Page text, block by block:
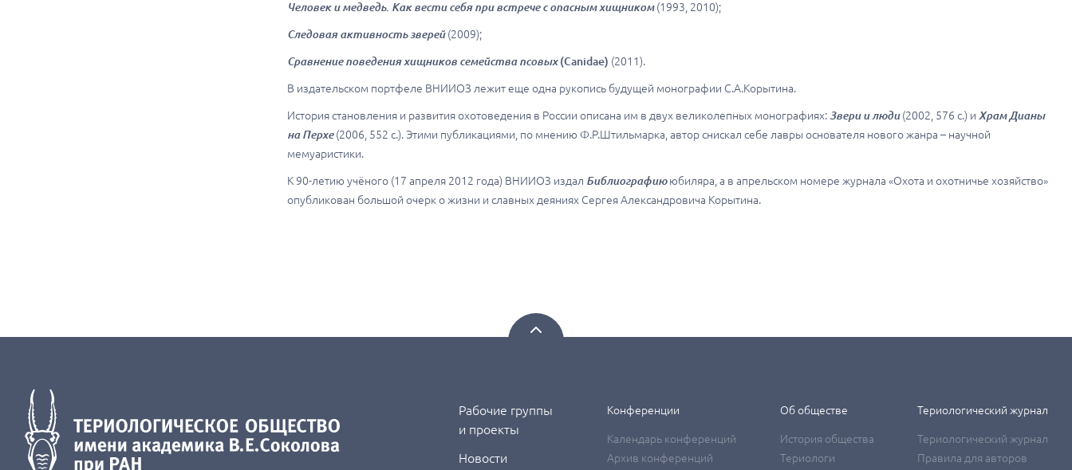
Человек и медведь. Как вести себя при встрече с опасным хищником(1993, 2010);
Следовая активность зверей(2009);
Сравнение поведения хищников семейства псовых(Canidae) (2011).
В издательском портфеле ВНИИОЗ лежит еще одна рукопись будущей монографии С.А.Корытина.
История становления и развития охотоведения в России описана им в двух великолепных монографиях: Звери и люди(2002, 576 с.) и Храм Дианы
на Перхе(2006, 552 с.). Этими публикациями, по мнению Ф.Р.Штильмарка, автор снискал себе лавры основателя нового жанра – научной
мемуаристики.
К 90-летию учёного (17 апреля 2012 года) ВНИИОЗ издал Библиографиююбиляра, а в апрельском номере журнала «Охота и охотничье хозяйство»
опубликован большой очерк о жизни и славных деяниях Сергея Александровича Корытина.
Рабочие группы
и проекты
Новости
Конференции
Календарь конференций
Архив конференций
Об обществе
История общества
Териологи
Териологический журнал
Териологический журнал
Правила для авторов